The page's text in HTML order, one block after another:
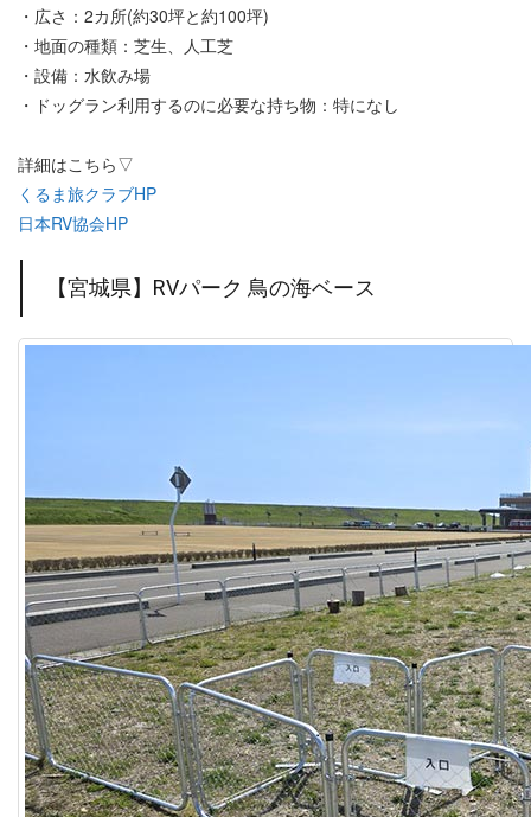
・広さ：2カ所(約30坪と約100坪)
・地面の種類：芝生、人工芝
・設備：水飲み場
・ドッグラン利用するのに必要な持ち物：特になし
詳細はこちら▽
くるま旅クラブHP
日本RV協会HP
【宮城県】RVパーク 鳥の海ベース